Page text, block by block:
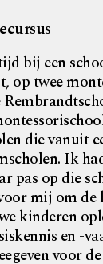
bij een
op twee
die vanuit
Ik
pas op die
mij om de
kinderen
en -
voor